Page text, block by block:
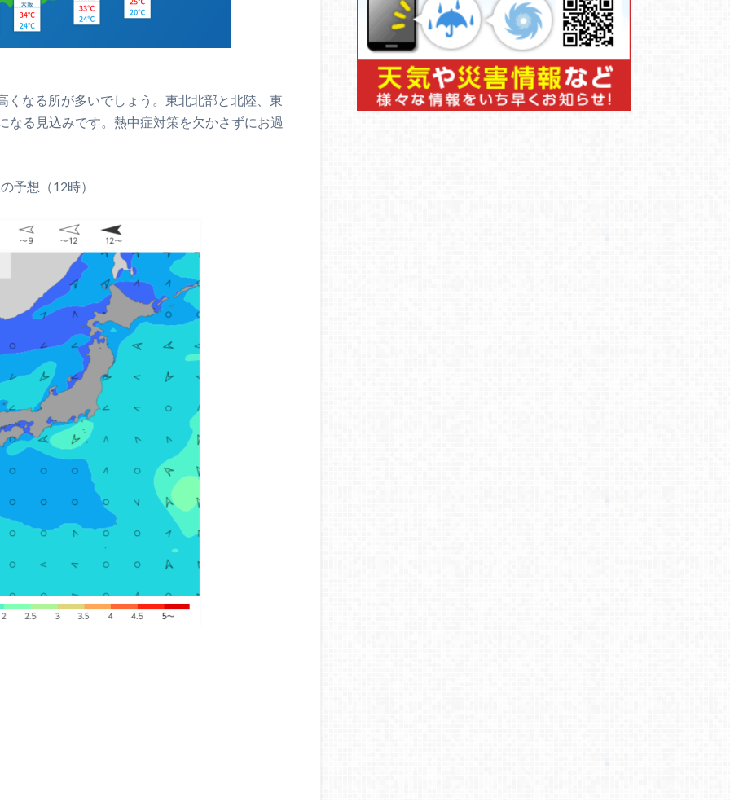
くなる所が多いでしょう。東北北部と北陸、東
る見込みです。熱中症対策を欠かさずにお過
予想（12時）